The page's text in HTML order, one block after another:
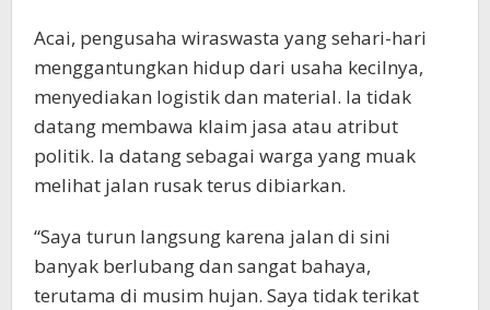
Acai, pengusaha wiraswasta yang sehari-hari
menggantungkan hidup dari usaha kecilnya,
menyediakan logistik dan material. Ia tidak
datang membawa klaim jasa atau atribut
politik. Ia datang sebagai warga yang muak
melihat jalan rusak terus dibiarkan.
“Saya turun langsung karena jalan di sini
banyak berlubang dan sangat bahaya,
terutama di musim hujan. Saya tidak terikat